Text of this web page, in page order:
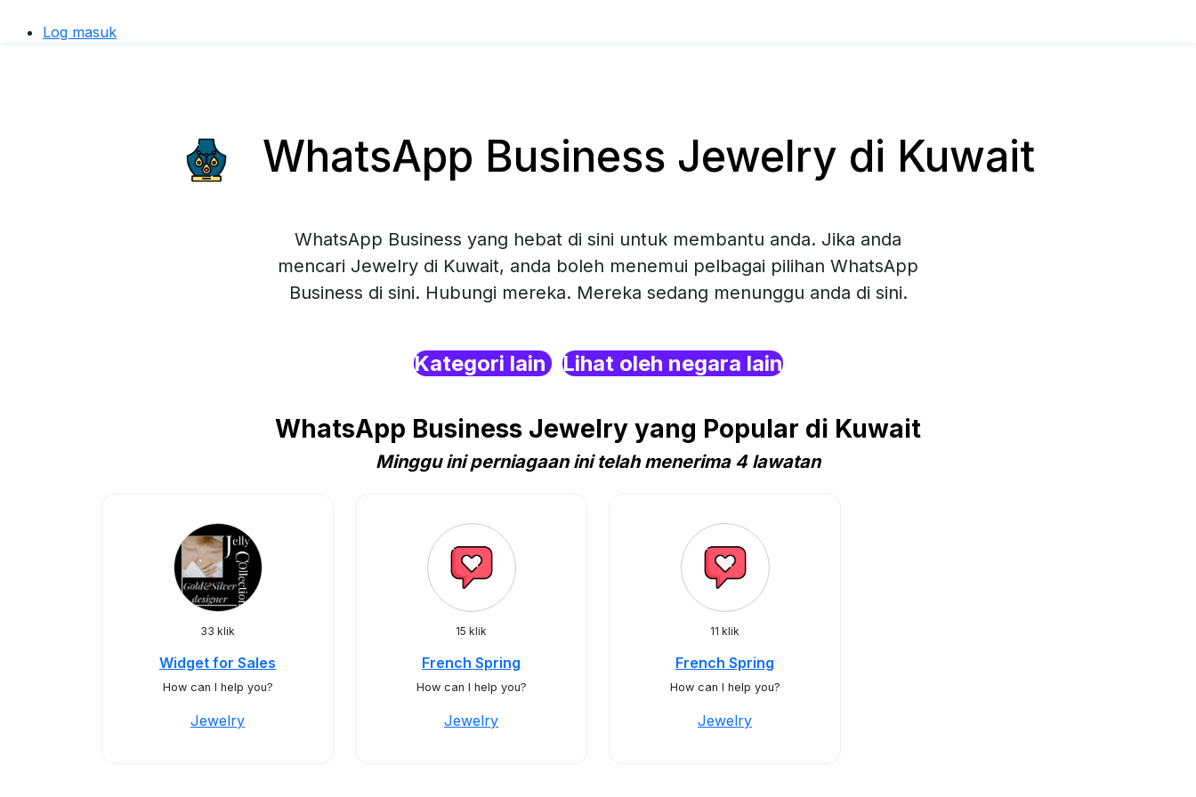
Log masuk
WhatsApp Business Jewelry di Kuwait
WhatsApp Business yang hebat di sini untuk membantu anda. Jika anda
mencari Jewelry di Kuwait, anda boleh menemui pelbagai pilihan WhatsApp
Business di sini. Hubungi mereka. Mereka sedang menunggu anda di sini.
Kategori lain Lihat oleh negara lain
WhatsApp Business Jewelry yang Popular di Kuwait
Minggu ini perniagaan ini telah menerima 4 lawatan
33 klik
Widget for Sales
How can I help you?
Jewelry
15 klik
French Spring
How can I help you?
Jewelry
11 klik
French Spring
How can I help you?
Jewelry